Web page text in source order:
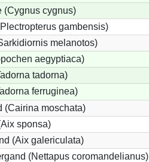
(Cygnus cygnus)
gambensis)
melanotos)
aegyptiaca)
tadorna)
ferruginea)
(Cairina moschata)
sponsa)
(Aix galericulata)
(Nettapus coromandelianus)